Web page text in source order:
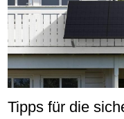
Tipps für die